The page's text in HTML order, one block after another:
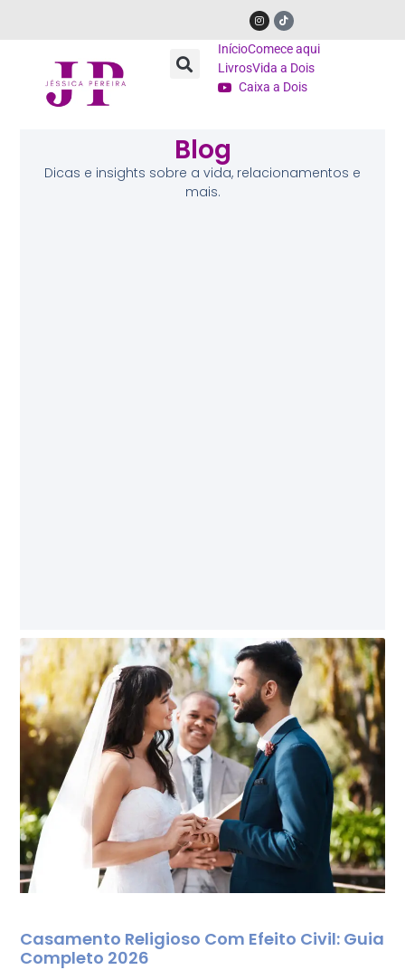
InícioComece aqui
LivrosVida a Dois
Caixa a Dois
Blog
Dicas e insights sobre a vida, relacionamentos e
mais.
Casamento Religioso Com Efeito Civil: Guia
Completo 2026